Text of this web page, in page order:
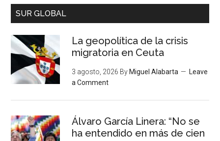
SUR GLOBAL
La geopolítica de la crisis
migratoria en Ceuta
3 agosto, 2026 By Miguel Alabarta
Leave
a Comment
Álvaro García Linera: “No se
ha entendido en más de cien